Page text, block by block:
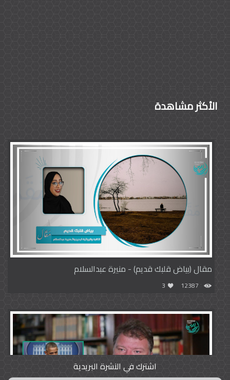
الأكثر مشاهدة
مقال (بياض قلبك قديم) - منيرة عبدالسلام
12387
3
اشترك في النشرة البريدية